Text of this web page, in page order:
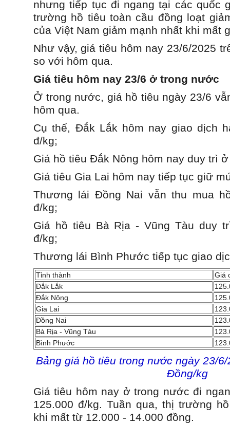
nhưng tiếp tục đi ngang tại các quốc
trường hồ tiêu toàn cầu đồng loạt
của Việt Nam giảm mạnh nhất khi mất
Như vậy, giá tiêu hôm nay 23/6/2025
so với hôm qua.
Giá tiêu hôm nay 23/6 ở trong nước
Ở trong nước, giá hồ tiêu ngày 23/6
hôm qua.
Cụ thể, Đắk Lắk hôm nay giao dịch
đ/kg;
Giá hồ tiêu Đắk Nông hôm nay duy trì
Giá tiêu Gia Lai hôm nay tiếp tục giữ
Thương lái Đồng Nai vẫn thu mua
đ/kg;
Giá hồ tiêu Bà Rịa - Vũng Tàu duy
đ/kg;
Thương lái Bình Phước tiếp tục giao
Tỉnh thành
Giá
Đắk Lắk
Đắk Nông
Gia Lai
Đồng Nai
Bà Rịa - Vũng Tàu
Bình Phước
Bảng giá hồ tiêu trong nước ngày 23/
Đồng/kg
Giá tiêu hôm nay ở trong nước đi
125.000 đ/kg. Tuần qua, thị trường
khi mất từ 12.000 - 14.000 đồng.